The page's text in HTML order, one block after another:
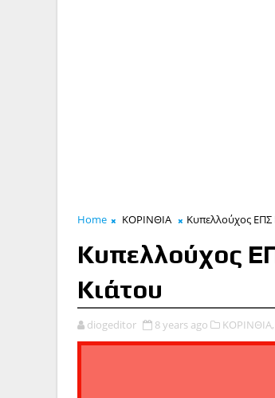
Home ΚΟΡΙΝΘΙΑ Κυπελλούχος ΕΠΣ
Κυπελλούχος
Κιάτου
diogeditor 8 years ago ΚΟΡΙΝΘΙΑ,